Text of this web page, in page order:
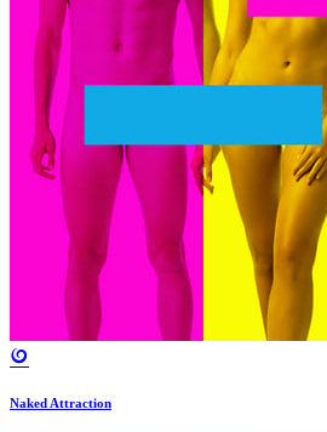
Naked Attraction